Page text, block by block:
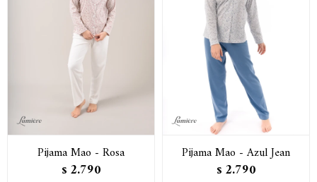
Pijama Mao - Rosa
$ 2.790
Pijama Mao - Azul Jean
$ 2.790